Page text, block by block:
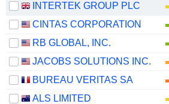
INTERTEK GROUP PLC
CINTAS CORPORATION
RB GLOBAL, INC.
JACOBS SOLUTIONS INC.
BUREAU VERITAS SA
ALS LIMITED